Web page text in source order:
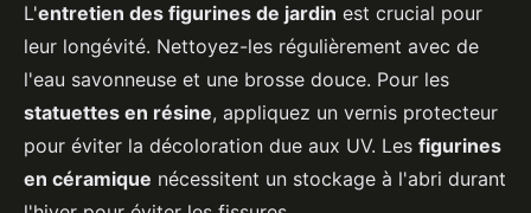
L'entretien des figurines de jardin est crucial pour
leur longévité. Nettoyez-les régulièrement avec de
l'eau savonneuse et une brosse douce. Pour les
statuettes en résine, appliquez un vernis protecteur
pour éviter la décoloration due aux UV. Les figurines
en céramique nécessitent un stockage à l'abri durant